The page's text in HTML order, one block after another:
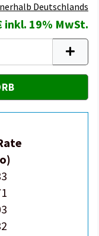
Deutschlands
inkl. 19% MwSt.